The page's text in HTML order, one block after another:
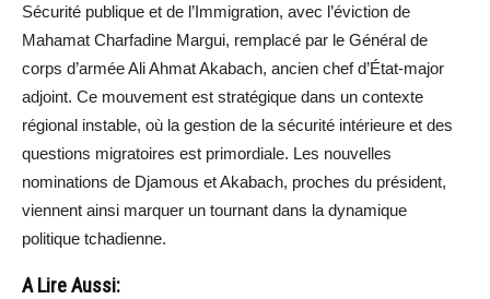
Sécurité publique et de l’Immigration, avec l’éviction de
Mahamat Charfadine Margui, remplacé par le Général de
corps d’armée Ali Ahmat Akabach, ancien chef d’État-major
adjoint. Ce mouvement est stratégique dans un contexte
régional instable, où la gestion de la sécurité intérieure et des
questions migratoires est primordiale. Les nouvelles
nominations de Djamous et Akabach, proches du président,
viennent ainsi marquer un tournant dans la dynamique
politique tchadienne.
A Lire Aussi: